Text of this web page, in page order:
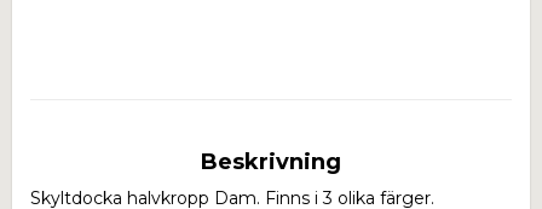
Beskrivning
Skyltdocka halvkropp Dam. Finns i 3 olika färger.